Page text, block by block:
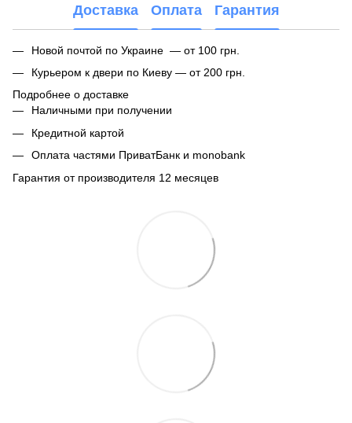
Доставка Оплата Гарантия
Новой почтой по Украине — от 100 грн.
Курьером к двери по Киеву — от 200 грн.
Подробнее о доставке
Наличными при получении
Кредитной картой
Оплата частями ПриватБанк и monobank
Гарантия от производителя 12 месяцев